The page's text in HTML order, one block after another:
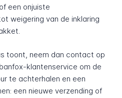
een onjuiste
weigering van de inklaring
toont, neem dan contact op
klantenservice om de
te achterhalen en een
een nieuwe verzending of